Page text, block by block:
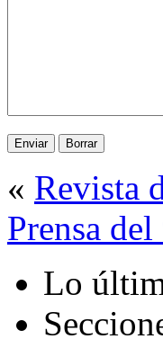
« Revista
Prensa
Lo